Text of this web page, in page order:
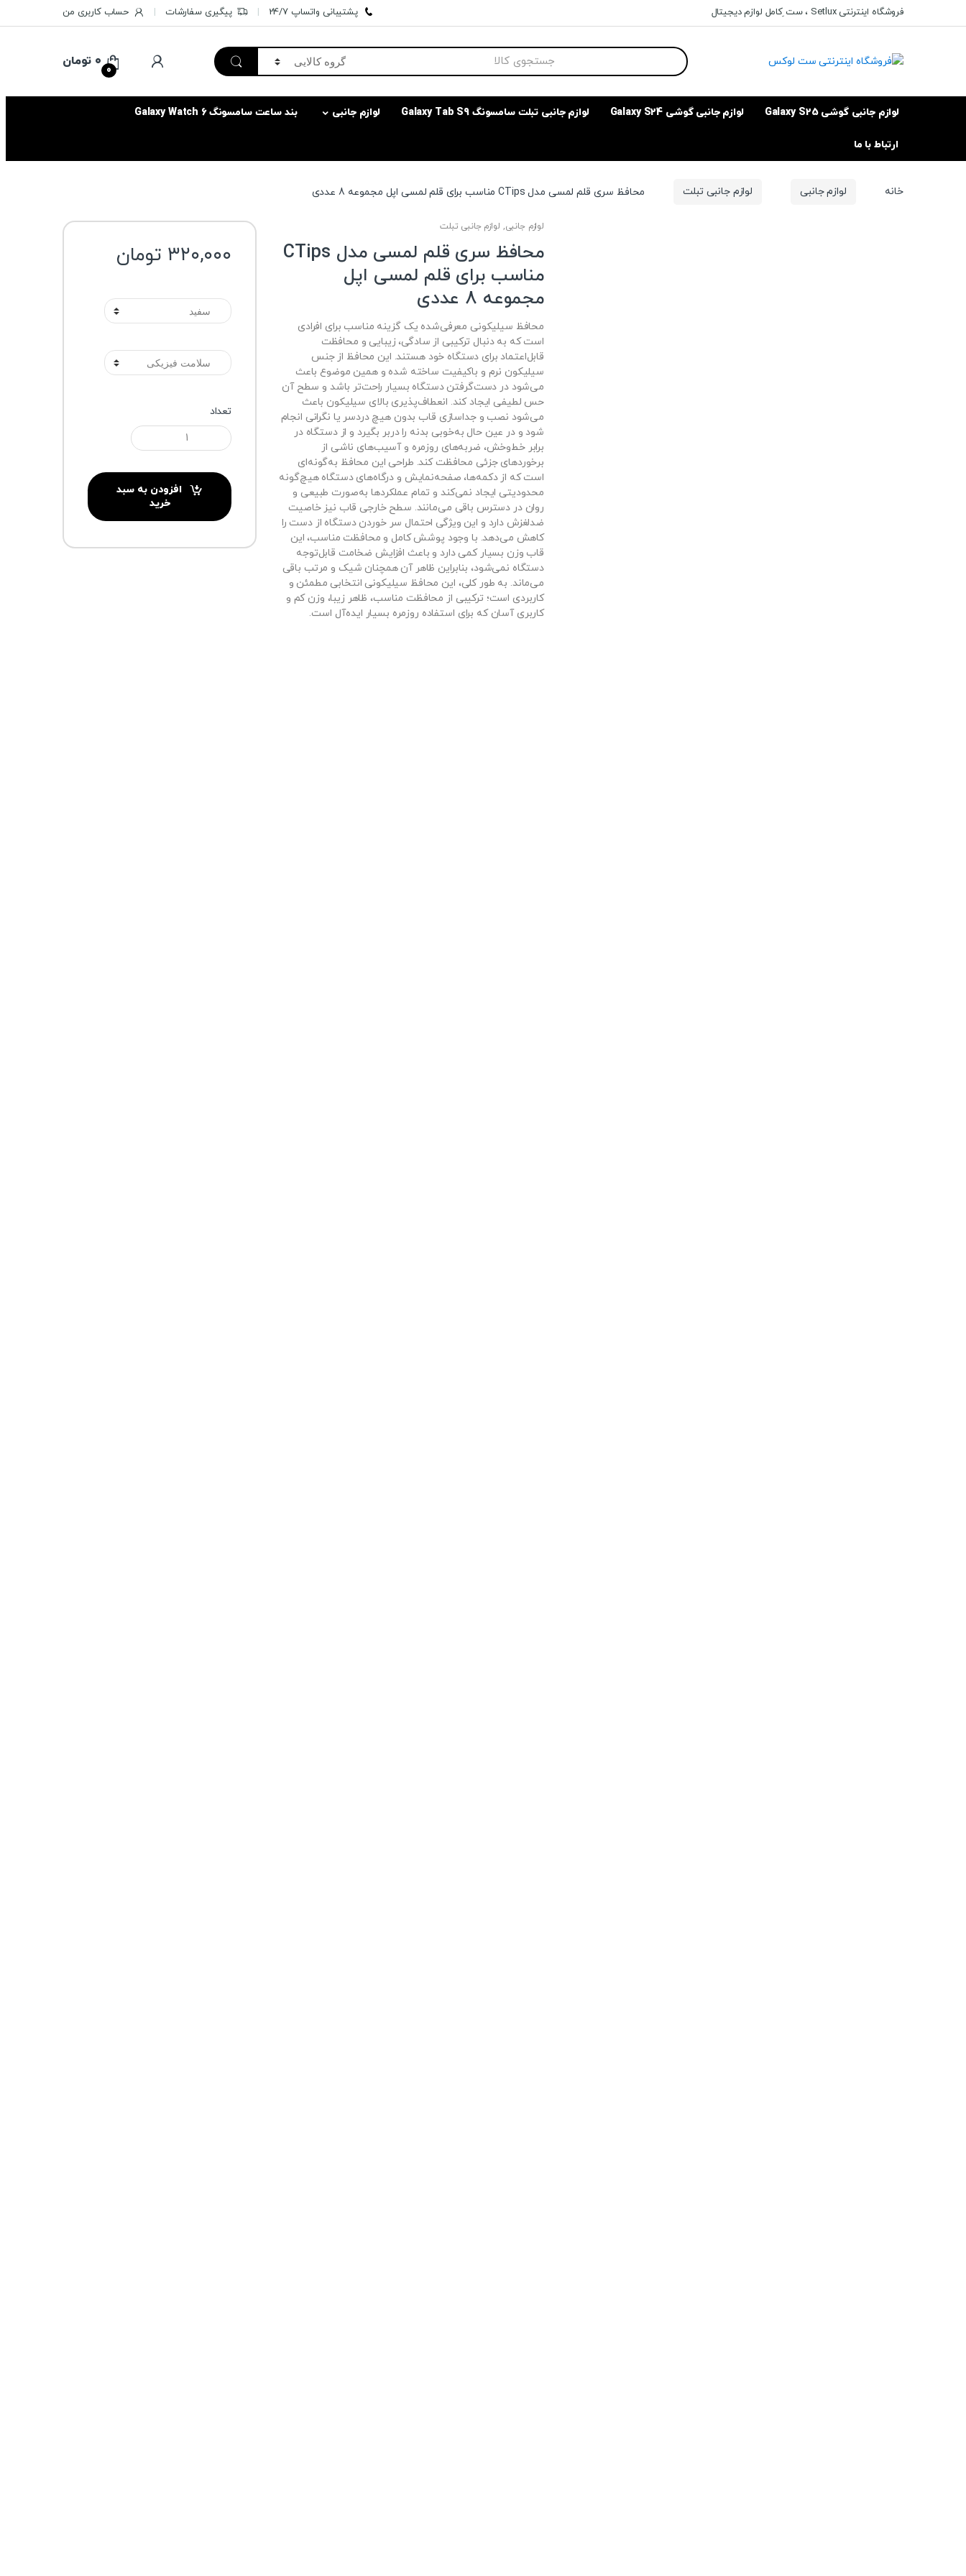
to
to
فروشگاه اینترنتی Setlux ، ست ِکامل لوازم دیجیتال پشتیبانی واتساپ 24/7 پیگیری سفارشات حساب کاربری من
Search
for:
0
۰ تومان
لوازم جانبی گوشی Galaxy S25 لوازم جانبی گوشی Galaxy S24 لوازم جانبی تبلت سامسونگ Galaxy Tab S9 لوازم جانبی بند ساعت سامسونگ Galaxy Watch 6
ارتباط با ما
خانه لوازم جانبی لوازم جانبی تبلت محافظ سری قلم لمسی مدل CTips مناسب برای قلم لمسی اپل مجموعه 8 عددی
لوازم جانبی, لوازم جانبی تبلت
محافظ سری قلم لمسی مدل CTips
مناسب برای قلم لمسی اپل
مجموعه 8 عددی
محافظ سیلیکونی معرفی‌شده یک گزینه مناسب برای افرادی
است که به دنبال ترکیبی از سادگی، زیبایی و محافظت
قابل‌اعتماد برای دستگاه خود هستند. این محافظ از جنس
سیلیکون نرم و باکیفیت ساخته شده و همین موضوع باعث
می‌شود در دست‌گرفتن دستگاه بسیار راحت‌تر باشد و سطح آن
حس لطیفی ایجاد کند. انعطاف‌پذیری بالای سیلیکون باعث
می‌شود نصب و جداسازی قاب بدون هیچ دردسر یا نگرانی انجام
شود و در عین حال به‌خوبی بدنه را دربر بگیرد و از دستگاه در
برابر خط‌وخش، ضربه‌های روزمره و آسیب‌های ناشی از
برخوردهای جزئی محافظت کند. طراحی این محافظ به‌گونه‌ای
است که از دکمه‌ها، صفحه‌نمایش و درگاه‌های دستگاه هیچ‌گونه
محدودیتی ایجاد نمی‌کند و تمام عملکردها به‌صورت طبیعی و
روان در دسترس باقی می‌مانند. سطح خارجی قاب نیز خاصیت
ضدلغزش دارد و این ویژگی احتمال سر خوردن دستگاه از دست را
کاهش می‌دهد. با وجود پوشش کامل و محافظت مناسب، این
قاب وزن بسیار کمی دارد و باعث افزایش ضخامت قابل‌توجه
دستگاه نمی‌شود، بنابراین ظاهر آن همچنان شیک و مرتب باقی
می‌ماند. به طور کلی، این محافظ سیلیکونی انتخابی مطمئن و
کاربردی است؛ ترکیبی از محافظت مناسب، ظاهر زیبا، وزن کم و
کاربری آسان که برای استفاده روزمره بسیار ایده‌آل است.
۳۲۰,۰۰۰ تومان
تعداد
افزودن به سبد
خرید